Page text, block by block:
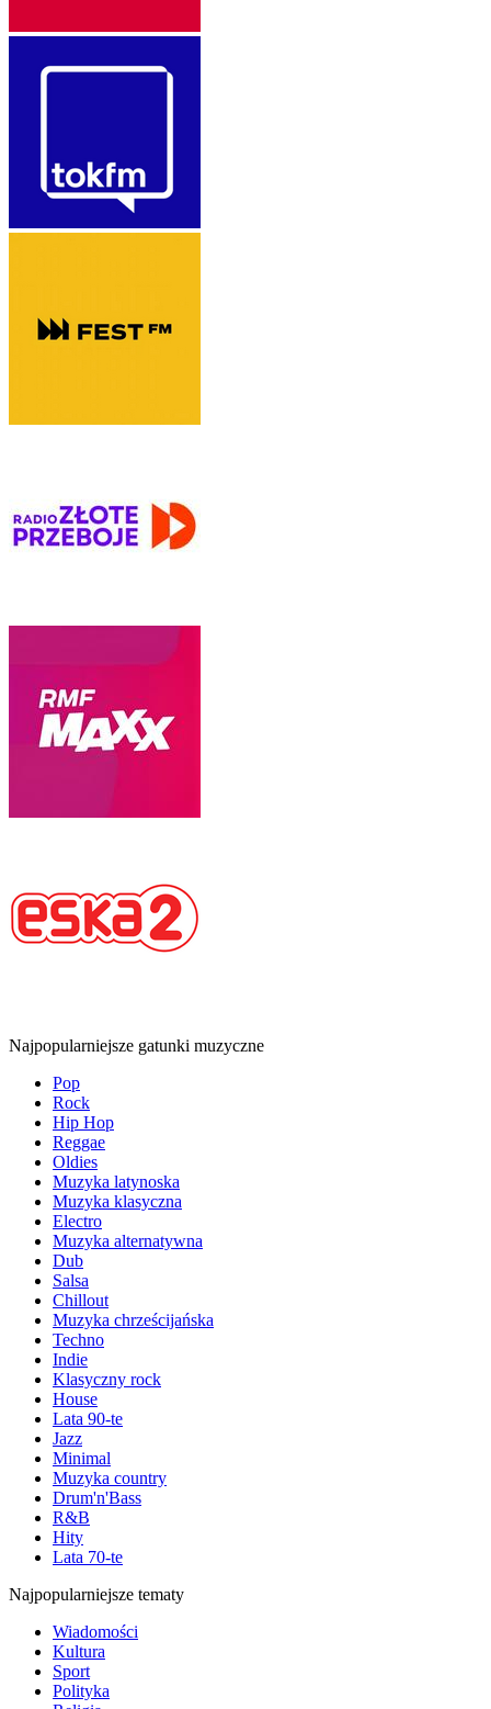
Najpopularniejsze gatunki muzyczne
Pop
Rock
Hip Hop
Reggae
Oldies
Muzyka latynoska
Muzyka klasyczna
Electro
Muzyka alternatywna
Dub
Salsa
Chillout
Muzyka chrześcijańska
Techno
Indie
Klasyczny rock
House
Lata 90-te
Jazz
Minimal
Muzyka country
Drum'n'Bass
R&B
Hity
Lata 70-te
Najpopularniejsze tematy
Wiadomości
Kultura
Sport
Polityka